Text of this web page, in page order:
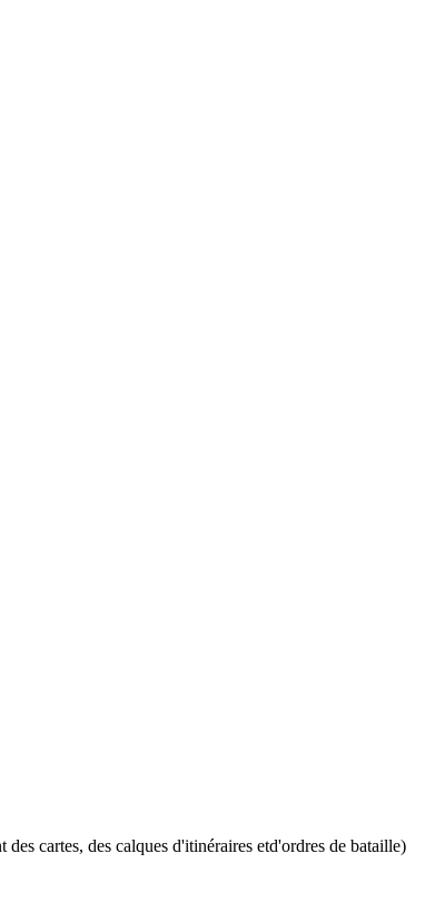
cartes, des calques d'itinéraires etd'ordres de bataille)